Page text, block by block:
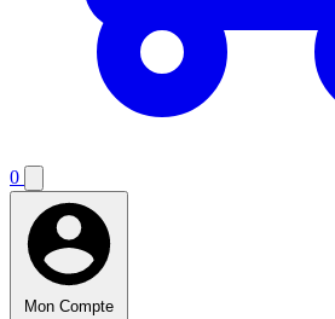
0
Mon Compte